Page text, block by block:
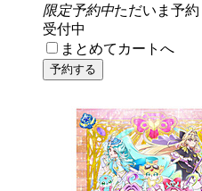
限定予約中ただいま予約
受付中
まとめてカートへ